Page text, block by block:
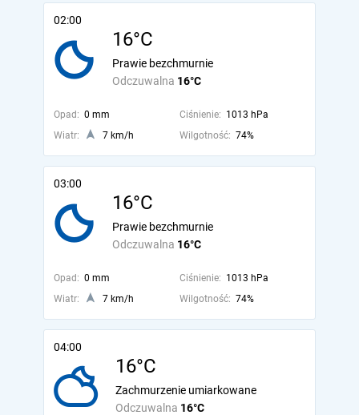
02:00
16°C
Odczuwalna 16°C
Prawie bezchmurnie
Opad: 0 mm Ciśnienie: 1013 hPa
Wiatr:
7 km/h Wilgotność: 74%
03:00
16°C
Odczuwalna 16°C
Prawie bezchmurnie
Opad: 0 mm Ciśnienie: 1013 hPa
Wiatr:
7 km/h Wilgotność: 74%
04:00
16°C
Odczuwalna 16°C
Zachmurzenie umiarkowane